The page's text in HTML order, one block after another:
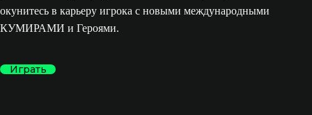
окунитесь в карьеру игрока с новыми международными
КУМИРАМИ и Героями.
Играть